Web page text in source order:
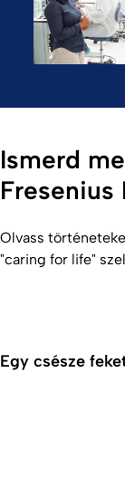
Ismerd
Fresenius
Olvass
"caring for life"
Egy csésze